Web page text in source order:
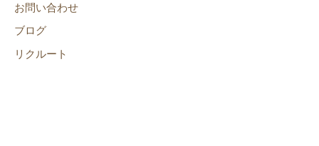
お問い合わせ
ブログ
リクルート